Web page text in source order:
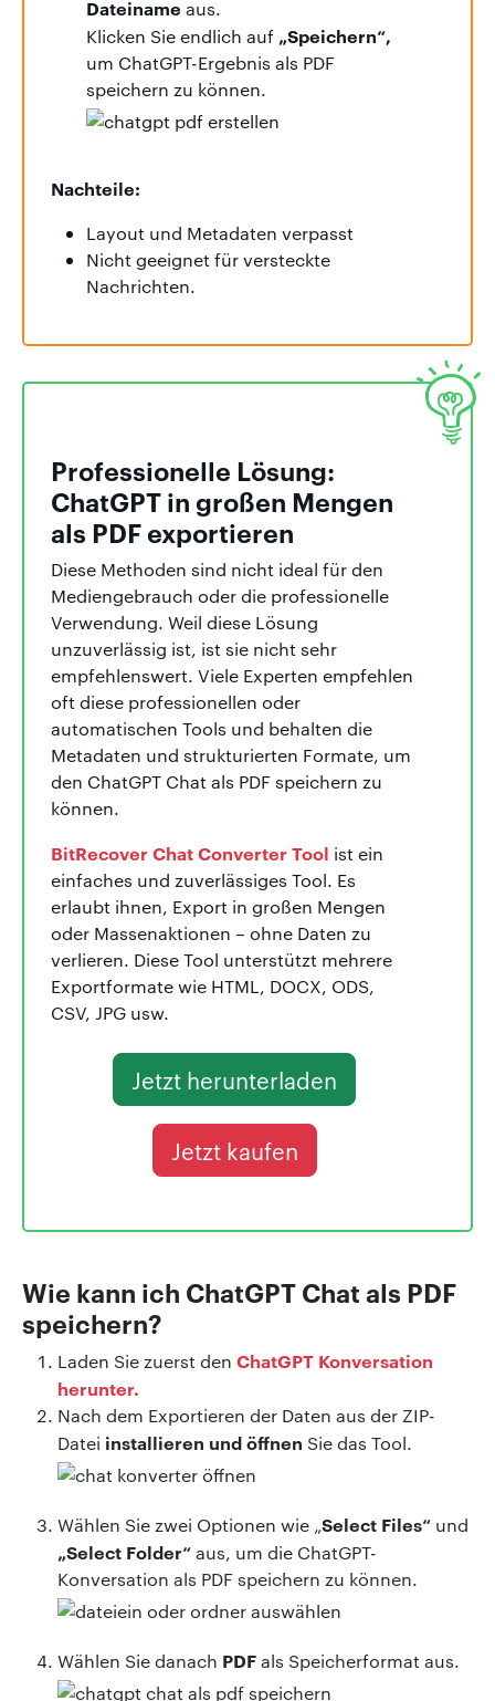
Dateiname aus.
Klicken Sie endlich auf „Speichern“,
um ChatGPT-Ergebnis als PDF
speichern zu können.
Nachteile:
Layout und Metadaten verpasst
Nicht geeignet für versteckte
Nachrichten.
Professionelle Lösung:
ChatGPT in großen Mengen
als PDF exportieren
Diese Methoden sind nicht ideal für den
Mediengebrauch oder die professionelle
Verwendung. Weil diese Lösung
unzuverlässig ist, ist sie nicht sehr
empfehlenswert. Viele Experten empfehlen
oft diese professionellen oder
automatischen Tools und behalten die
Metadaten und strukturierten Formate, um
den ChatGPT Chat als PDF speichern zu
können.
BitRecover Chat Converter Tool ist ein
einfaches und zuverlässiges Tool. Es
erlaubt ihnen, Export in großen Mengen
oder Massenaktionen – ohne Daten zu
verlieren. Diese Tool unterstützt mehrere
Exportformate wie HTML, DOCX, ODS,
CSV, JPG usw.
Jetzt herunterladen
Jetzt kaufen
Wie kann ich ChatGPT Chat als PDF
speichern?
Laden Sie zuerst den ChatGPT Konversation
herunter.
Nach dem Exportieren der Daten aus der ZIP-
Datei installieren und öffnen Sie das Tool.
Wählen Sie zwei Optionen wie „Select Files“ und
„Select Folder“aus, um die ChatGPT-
Konversation als PDF speichern zu können.
Wählen Sie danach PDFals Speicherformat aus.